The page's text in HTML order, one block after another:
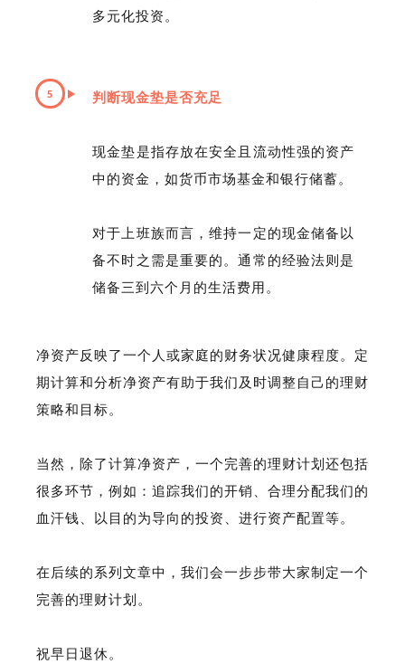
多元化投资。
5 判断现金垫是否充足
现金垫是指存放在安全且流动性强的资产
中的资金，如货币市场基金和银行储蓄。
对于上班族而言，维持一定的现金储备以
备不时之需是重要的。通常的经验法则是
储备三到六个月的生活费用。
净资产反映了一个人或家庭的财务状况健康程度。定
期计算和分析净资产有助于我们及时调整自己的理财
策略和目标。
当然，除了计算净资产，一个完善的理财计划还包括
很多环节，例如：追踪我们的开销、合理分配我们的
血汗钱、以目的为导向的投资、进行资产配置等。
在后续的系列文章中，我们会一步步带大家制定一个
完善的理财计划。
祝早日退休。